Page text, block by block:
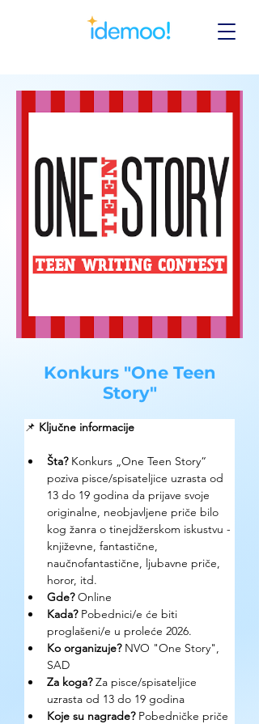
Konkurs "One Teen
Story"
📌 Ključne informacije
Šta? Konkurs „One Teen Story“
poziva pisce/spisateljice uzrasta od
13 do 19 godina da prijave svoje
originalne, neobjavljene priče bilo
kog žanra o tinejdžerskom iskustvu -
književne, fantastične,
naučnofantastične, ljubavne priče,
horor, itd.
Gde? Online
Kada? Pobednici/e će biti
proglašeni/e u proleće 2026.
Ko organizuje? NVO "One Story",
SAD
Za koga? Za pisce/spisateljice
uzrasta od 13 do 19 godina
Koje su nagrade? Pobedničke priče